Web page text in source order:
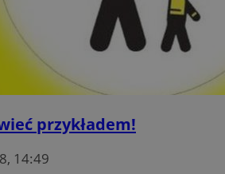
przykładem!
14:49